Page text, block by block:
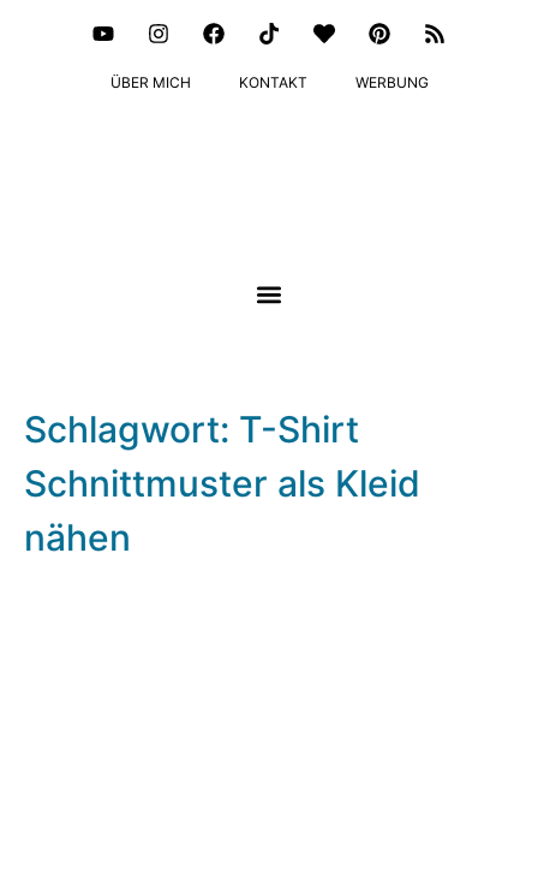
ÜBER MICH KONTAKT WERBUNG
Schlagwort: T-Shirt
Schnittmuster als Kleid
nähen